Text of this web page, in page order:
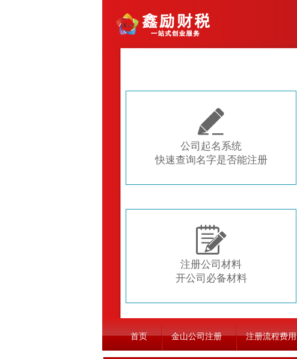

公司起名系统
快速查询名字是否能注册

注册公司材料
开公司必备材料
首页 金山公司注册 注册流程费用